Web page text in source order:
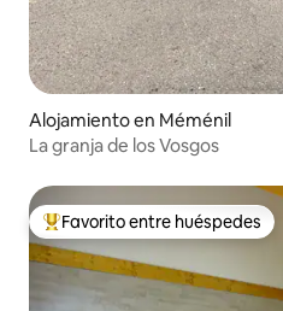
Alojamiento en Méménil
La granja de los Vosgos
Favorito entre los huéspedes
Favorito entre huéspedes